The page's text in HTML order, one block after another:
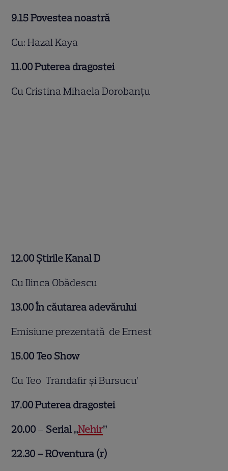
9.15 Povestea noastră
Cu: Hazal Kaya
11.00 Puterea dragostei
Cu Cristina Mihaela Dorobanțu
12.00 Ştirile Kanal D
Cu Ilinca Obădescu
13.00 În căutarea adevărului
Emisiune prezentată de Ernest
15.00 Teo Show
Cu Teo Trandafir și Bursucu’
17.00 Puterea dragostei
20.00 – Serial „Nehir”
22.30 – ROventura (r)